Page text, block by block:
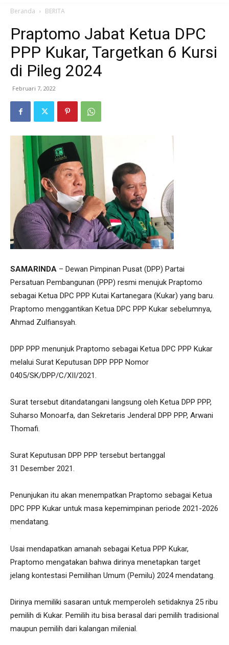
Beranda BERITA
Praptomo Jabat Ketua DPC
PPP Kukar, Targetkan 6 Kursi
di Pileg 2024
Februari 7, 2022
SAMARINDA – Dewan Pimpinan Pusat (DPP) Partai
Persatuan Pembangunan (PPP) resmi menujuk Praptomo
sebagai Ketua DPC PPP Kutai Kartanegara (Kukar) yang baru.
Praptomo menggantikan Ketua DPC PPP Kukar sebelumnya,
Ahmad Zulfiansyah.
DPP PPP menunjuk Praptomo sebagai Ketua DPC PPP Kukar
melalui Surat Keputusan DPP PPP Nomor
0405/SK/DPP/C/XII/2021.
Surat tersebut ditandatangani langsung oleh Ketua DPP PPP,
Suharso Monoarfa, dan Sekretaris Jenderal DPP PPP, Arwani
Thomafi.
Surat Keputusan DPP PPP tersebut bertanggal
31 Desember 2021.
Penunjukan itu akan menempatkan Praptomo sebagai Ketua
DPC PPP Kukar untuk masa kepemimpinan periode 2021-2026
mendatang.
Usai mendapatkan amanah sebagai Ketua PPP Kukar,
Praptomo mengatakan bahwa dirinya menetapkan target
jelang kontestasi Pemilihan Umum (Pemilu) 2024 mendatang.
Dirinya memiliki sasaran untuk memperoleh setidaknya 25 ribu
pemilih di Kukar. Pemilih itu bisa berasal dari pemilih tradisional
maupun pemilih dari kalangan milenial.